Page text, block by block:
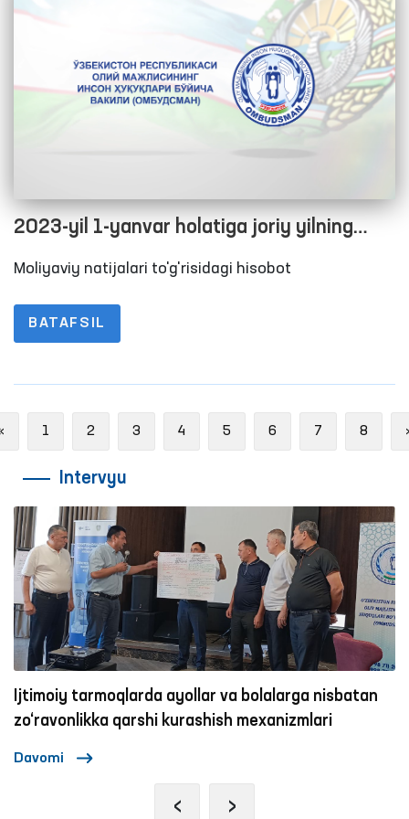
2023-yil 1-yanvar holatiga joriy yilning
moliyaviy natijalari to'g'risidagi hisobot
Moliyaviy natijalari to'g'risidagi hisobot
BATAFSIL
Previous
1 2 3 4 5 6 7 8
Intervyu
Ijtimoiy tarmoqlarda ayollar va bolalarga nisbatan
zo‘ravonlikka qarshi kurashish mexanizmlari
Davomi
‹ ›